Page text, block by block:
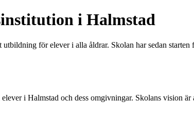
i Halmstad
för elever i alla åldrar. Skolan har sedan
i Halmstad och dess omgivningar. Skolans vision